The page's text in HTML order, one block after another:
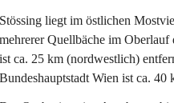
Stössing liegt im östlichen
mehrerer Quellbäche im Oberlauf
ist ca. 25 km (nordwestlich)
Bundeshauptstadt Wien ist ca. 40